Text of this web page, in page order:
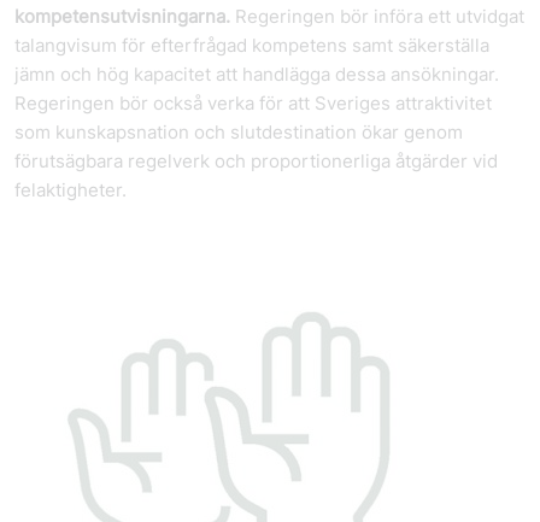
kompetensutvisningarna. Regeringen bör införa ett utvidgat
talangvisum för efterfrågad kompetens samt säkerställa
jämn och hög kapacitet att handlägga dessa ansökningar.
Regeringen bör också verka för att Sveriges attraktivitet
som kunskapsnation och slutdestination ökar genom
förutsägbara regelverk och proportionerliga åtgärder vid
felaktigheter.